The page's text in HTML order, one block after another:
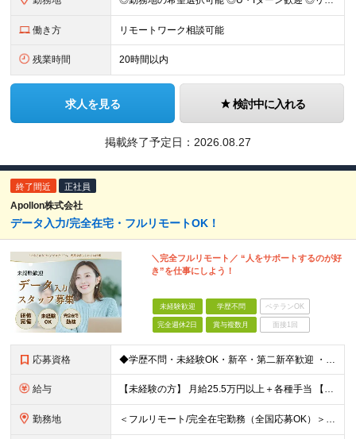
働き方 リモートワーク相談可能
残業時間 20時間以内
求人を見る 検討中に入れる
掲載終了予定日： 2026.08.27
終了間近 正社員
Apollon株式会社
データ入力/完全在宅・フルリモートOK！
＼完全フルリモート／ “人をサポートするのが好
き”を仕事にしよう！
未経験歓迎 学歴不問 ベテランOK
完全週休2日 賞与複数月 面接1回
応募資格 ◆学歴不問・未経験OK・新卒・第二新卒歓迎 ・フルリモートで自律的に働きたい方 ・PCの基本操作（タイピング・コピー＆ペースト）ができればOK！
給与 【未経験の方】 月給25.5万円以上＋各種手当 【事務経験3年以上の方】 月給28万円以上＋各種手当 ※経験・スキル・年齢を考慮の上、決定します ※試用期間：3ヶ月(雇用形態は正社員、給与・待遇に
勤務地 ＜フルリモート/完全在宅勤務（全国応募OK）＞ ★自宅/カフェなど、あなたが働きやすい場所で働けます ★転居を伴う転勤はありません ★全国47都道府県どこからでも応募OK ■本社 東京都新宿区山吹町